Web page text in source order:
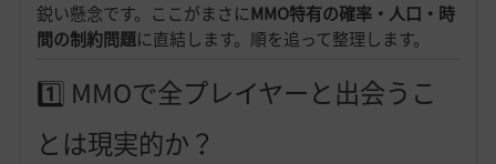
鋭い懸念です。ここがまさにMMO特有の確率・人口・時
間の制約問題に直結します。順を追って整理します。
1️⃣ MMOで全プレイヤーと出会うこ
とは現実的か？